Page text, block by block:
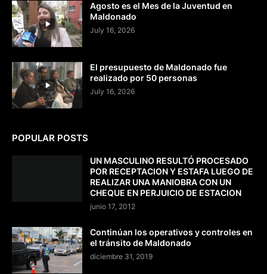
Agosto es el Mes de la Juventud en
Maldonado
July 16, 2026
El presupuesto de Maldonado fue
realizado por 50 personas
July 16, 2026
POPULAR POSTS
UN MASCULINO RESULTÓ PROCESADO
POR RECEPTACION Y ESTAFA LUEGO DE
REALIZAR UNA MANIOBRA CON UN
CHEQUE EN PERJUICIO DE ESTACION
junio 17, 2012
Continúan los operativos y controles en
el tránsito de Maldonado
diciembre 31, 2019